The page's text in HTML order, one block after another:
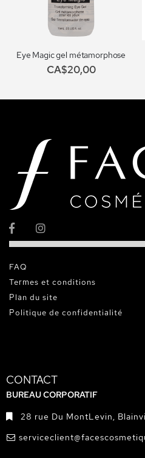
Eye Magic gel métamorphose
CA$20,00
FAQ
Termes et conditions
Plan du site
Politique de confidentialité
CONTACT
BUREAU CORPORATIF
28 rue Du MontLevin,